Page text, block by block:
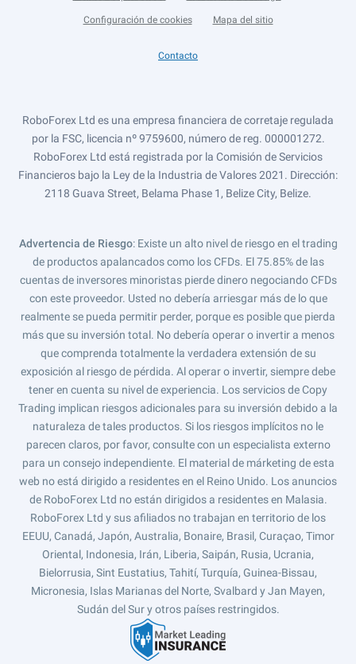
Configuración de cookies Mapa del sitio
Contacto
RoboForex Ltd es una empresa financiera de corretaje regulada
por la FSC, licencia nº 9759600, número de reg. 000001272.
RoboForex Ltd está registrada por la Comisión de Servicios
Financieros bajo la Ley de la Industria de Valores 2021. Dirección:
2118 Guava Street, Belama Phase 1, Belize City, Belize.
Advertencia de Riesgo: Existe un alto nivel de riesgo en el trading
de productos apalancados como los CFDs. El 75.85% de las
cuentas de inversores minoristas pierde dinero negociando CFDs
con este proveedor. Usted no debería arriesgar más de lo que
realmente se pueda permitir perder, porque es posible que pierda
más que su inversión total. No debería operar o invertir a menos
que comprenda totalmente la verdadera extensión de su
exposición al riesgo de pérdida. Al operar o invertir, siempre debe
tener en cuenta su nivel de experiencia. Los servicios de Copy
Trading implican riesgos adicionales para su inversión debido a la
naturaleza de tales productos. Si los riesgos implícitos no le
parecen claros, por favor, consulte con un especialista externo
para un consejo independiente. El material de márketing de esta
web no está dirigido a residentes en el Reino Unido. Los anuncios
de RoboForex Ltd no están dirigidos a residentes en Malasia.
RoboForex Ltd y sus afiliados no trabajan en territorio de los
EEUU, Canadá, Japón, Australia, Bonaire, Brasil, Curaçao, Timor
Oriental, Indonesia, Irán, Liberia, Saipán, Rusia, Ucrania,
Bielorrusia, Sint Eustatius, Tahití, Turquía, Guinea-Bissau,
Micronesia, Islas Marianas del Norte, Svalbard y Jan Mayen,
Sudán del Sur y otros países restringidos.